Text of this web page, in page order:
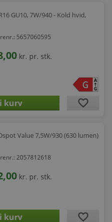
GU10, 7W/940 - Kold hvid,
5657060595
kr. pr. stk.
favorite
Value 7,5W/930 (630 lumen)
2057812618
kr. pr. stk.
favorite